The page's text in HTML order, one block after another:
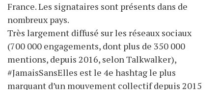
France. Les signataires sont présents dans de
nombreux pays.
Très largement diffusé sur les réseaux sociaux
(700 000 engagements, dont plus de 350 000
mentions, depuis 2016, selon Talkwalker),
#JamaisSansElles est le 4e hashtag le plus
marquant d’un mouvement collectif depuis 2015